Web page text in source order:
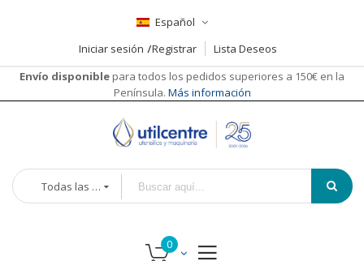
Español
Iniciar sesión
Registrar
Lista Deseos
Envío disponible para todos los pedidos superiores a 150€ en la
Península. Más información
Todas las categorías